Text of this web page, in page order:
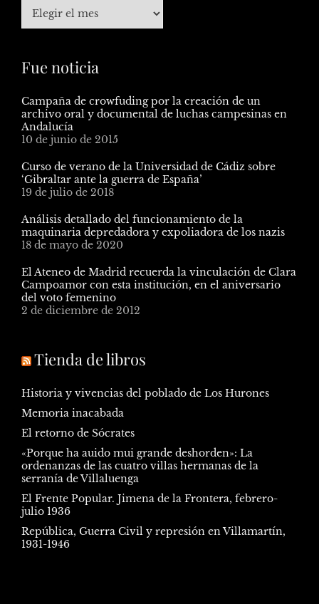
Fue noticia
Campaña de crowfuding por la creación de un
archivo oral y documental de luchas campesinas en
Andalucía
10 de junio de 2015
Curso de verano de la Universidad de Cádiz sobre
‘Gibraltar ante la guerra de España’
19 de julio de 2018
Análisis detallado del funcionamiento de la
maquinaria depredadora y expoliadora de los nazis
18 de mayo de 2020
El Ateneo de Madrid recuerda la vinculación de Clara
Campoamor con esta institución, en el aniversario
del voto femenino
2 de diciembre de 2012
Tienda de libros
Historia y vivencias del poblado de Los Hurones
Memoria inacabada
El retorno de Sócrates
«Porque ha auido mui grande deshorden»: La
ordenanzas de las cuatro villas hermanas de la
serranía de Villaluenga
El Frente Popular. Jimena de la Frontera, febrero-
julio 1936
República, Guerra Civil y represión en Villamartín,
1931-1946